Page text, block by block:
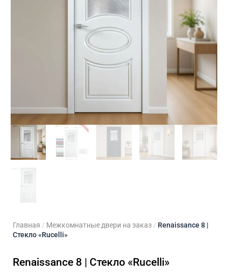
Для кладовой
Для кухни
Главная / Межкомнатные двери на заказ / Renaissance 8 |
Стекло «Rucelli»
Renaissance 8 | Стекло «Rucelli»